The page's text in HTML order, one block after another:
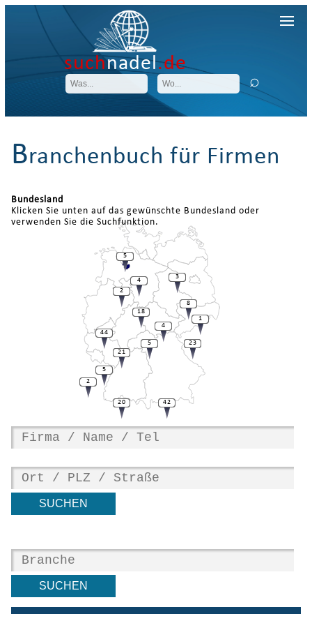
suchnadel.de
Branchenbuch für Firmen
Bundesland
Klicken Sie unten auf das gewünschte Bundesland oder
verwenden Sie die Suchfunktion.
23
1
44
8
4
3
4
5
2
18
2
21
5
20
5
42